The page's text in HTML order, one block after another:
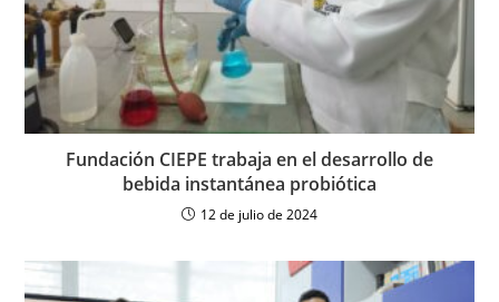
Fundación CIEPE trabaja en el desarrollo de
bebida instantánea probiótica
12 de julio de 2024